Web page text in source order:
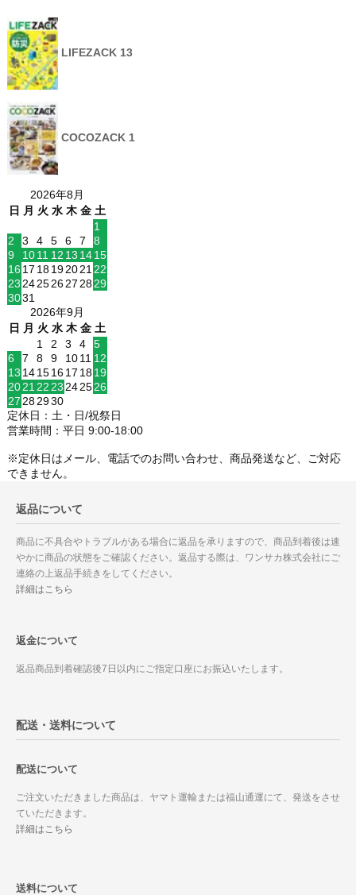
LIFEZACK 13
COCOZACK 1
2026年8月
日
月 火 水 木 金 土
1
2
3 4 5 6 7
8
9
1011 12 13 1415
16 17 18192021 22
23 24252627 2829
3031
2026年9月
日
月 火 水 木 金 土
1
2 3 4
5
6
7 8 9 1011 12
13 14151617 1819
2021 22 23 242526
27 282930
定休日：土・日/祝祭日
営業時間：平日 9:00-18:00
※定休日はメール、電話でのお問い合わせ、商品発送など、ご対応
できません。
返品について
商品に不具合やトラブルがある場合に返品を承りますので、商品到着後は速
やかに商品の状態をご確認ください。返品する際は、ワンサカ株式会社にご
連絡の上返品手続きをしてください。
詳細はこちら
返金について
返品商品到着確認後7日以内にご指定口座にお振込いたします。
配送・送料について
配送について
ご注文いただきました商品は、ヤマト運輸または福山通運にて、発送をさせ
ていただきます。
詳細はこちら
送料について